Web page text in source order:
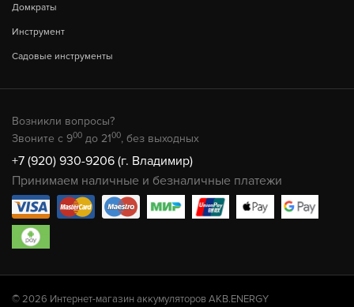
Домкраты
Инструмент
Садовые инструменты
Возникли вопросы?
Звоните с 900 до 2100, без выходных
+7 (920) 930-9206 (г. Владимир)
Принимаем наличные и безналичные платежи
© 2026 Интернет-магазин аккумуляторов AKB.ENERGY